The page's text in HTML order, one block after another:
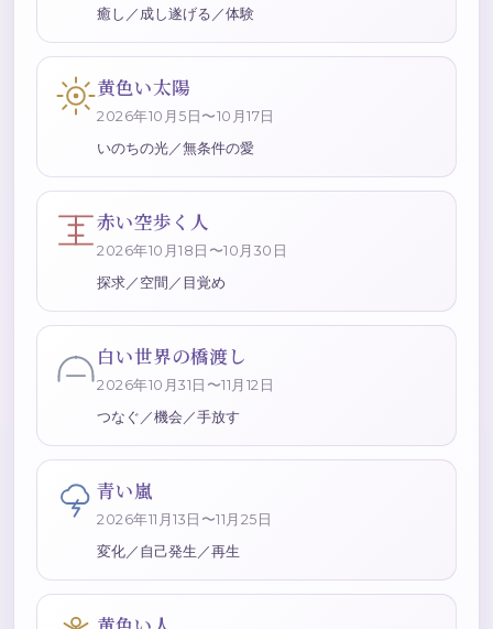
癒し／成し遂げる／体験
黄色い太陽
2026年10月5日〜10月17日
いのちの光／無条件の愛
赤い空歩く人
2026年10月18日〜10月30日
探求／空間／目覚め
白い世界の橋渡し
2026年10月31日〜11月12日
つなぐ／機会／手放す
青い嵐
2026年11月13日〜11月25日
変化／自己発生／再生